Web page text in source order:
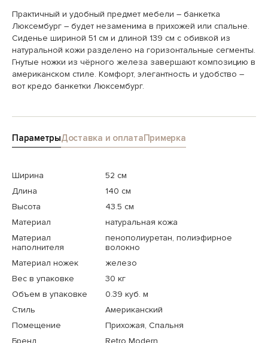
Практичный и удобный предмет мебели – банкетка
Люксембург – будет незаменима в прихожей или спальне.
Сиденье шириной 51 см и длиной 139 см с обивкой из
натуральной кожи разделено на горизонтальные сегменты.
Гнутые ножки из чёрного железа завершают композицию в
американском стиле. Комфорт, элегантность и удобство –
вот кредо банкетки Люксембург.
ПараметрыДоставка и оплатаПримерка
Ширина
52 см
Длина
140 см
Высота
43.5 см
Материал
натуральная кожа
Материал
наполнителя
пенополиуретан, полиэфирное
волокно
Материал ножек
железо
Вес в упаковке
30 кг
Объем в упаковке
0.39 куб. м
Стиль
Американский
Помещение
Прихожая, Спальня
Бренд
Retro Modern